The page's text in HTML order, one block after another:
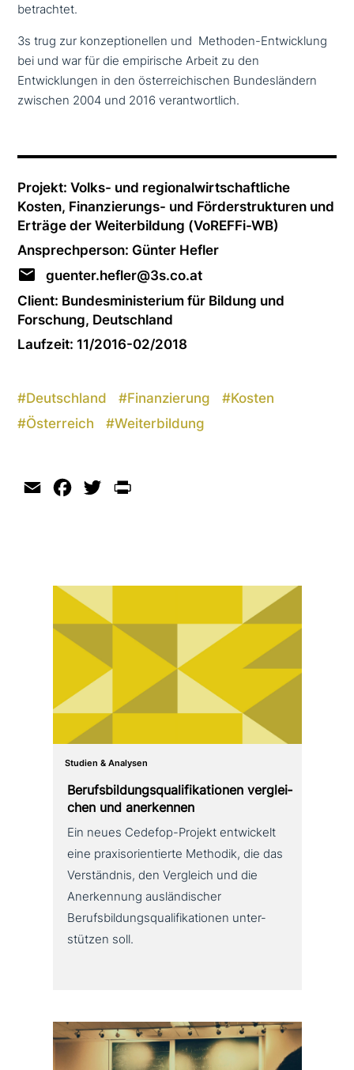
betrachtet.
3s trug zur kon­zep­tio­nel­len und Methoden-Entwicklung
bei und war für die empi­ri­sche Arbeit zu den
Entwicklungen in den öster­rei­chi­schen Bundesländern
zwischen 2004 und 2016 verantwortlich.
Projekt: Volks- und regio­nal­wirt­schaft­li­che
Kosten, Finanzierungs- und Förderstrukturen und
Erträge der Weiterbildung (VoREFFi-WB)
Ansprechperson: Günter Hefler
guenter.hefler@3s.co.at
Client: Bundesministerium für Bildung und
Forschung, Deutschland
Laufzeit: 11/2016-02/2018
#Deutschland #Finanzierung #Kosten
#Österreich #Weiterbildung
Email Facebook
Twitter
Studien & Analysen
Berufsbildungsqualifikationen ver­glei­
chen und anerkennen
Ein neues Cedefop-Projekt ent­wickelt
eine pra­xis­ori­en­tier­te Methodik, die das
Verständnis, den Vergleich und die
Anerkennung aus­län­di­scher
Berufsbildungsqualifikationen unter­
stüt­zen soll.